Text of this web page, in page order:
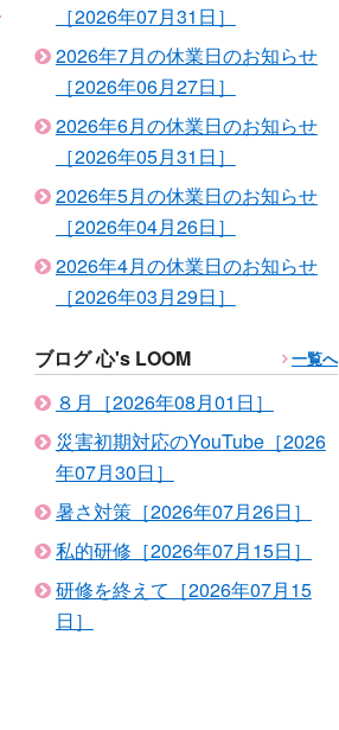
［2026年07月31日］
2026年7月の休業日のお知らせ
［2026年06月27日］
2026年6月の休業日のお知らせ
［2026年05月31日］
2026年5月の休業日のお知らせ
［2026年04月26日］
2026年4月の休業日のお知らせ
［2026年03月29日］
ブログ 心's LOOM 一覧へ
８月［2026年08月01日］
災害初期対応のYouTube［2026
年07月30日］
暑さ対策［2026年07月26日］
私的研修［2026年07月15日］
研修を終えて［2026年07月15
日］